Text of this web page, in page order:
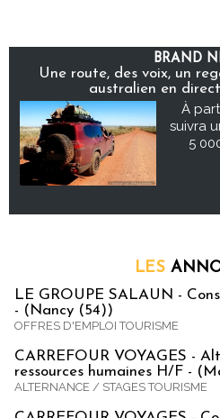
BRAND
Une route, des voix, un
australien en
À
suivra
5
LES
LE GROUPE SALAUN -
- (Nancy (54))
OFFRES D'EMPLOI TOURISME
CARREFOUR VOYAGES -
ressources humaines H/F -
ALTERNANCE / STAGES TOURISME